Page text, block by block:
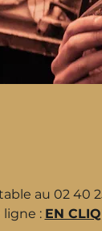
au 02 40
: EN